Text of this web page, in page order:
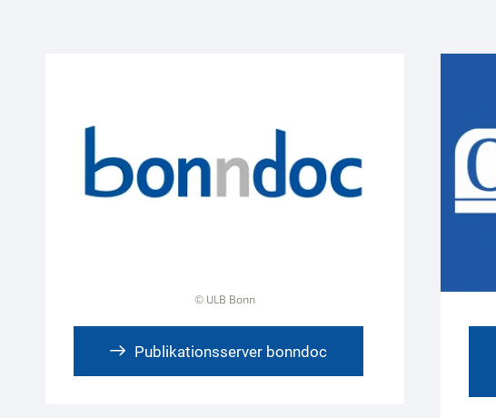
© ULB Bonn
Publikationsserver bonndoc